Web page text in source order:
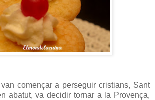
començar a perseguir cristians, Sant
abatut, va decidir tornar a la Provença,